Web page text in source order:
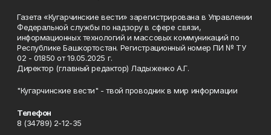
Газета «Кугарчинские вести» зарегистрирована в Управлении
Федеральной службы по надзору в сфере связи,
информационных технологий и массовых коммуникаций по
Республике Башкортостан. Регистрационный номер ПИ № ТУ
02 - 01850 от 19.05.2025 г.
Директор (главный редактор) Ладыженко А.Г.
"Кугарчинские вести" - твой проводник в мир информации
Телефон
8 (34789) 2-12-35